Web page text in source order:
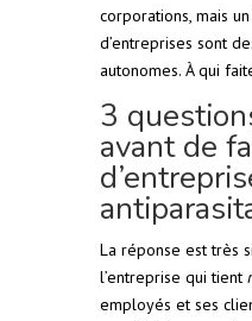
corporations, mais
d’entreprises sont
autonomes. À qui
3
avant de
La réponse est très
l’entreprise qui tient
employés et ses